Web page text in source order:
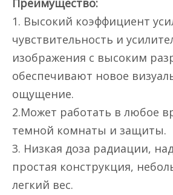
Преимущество:
1. Высокий коэффициент
чувствительность и
изображения с высоким
обеспечивают новое
ощущение.
2.Может работать в любое
темной комнаты и защиты.
3. Низкая доза радиации,
простая конструкция,
легкий вес.